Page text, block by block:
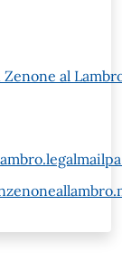
Zenone al